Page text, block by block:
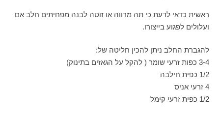
ראשית כדאי לדעת כי תה מרווה או זוטה לבנה מפחיתים חלב אם
ועלולים לפגוע בייצורו.
להגברת החלב ניתן להכין חליטה של:
3-4 כפות זרעי שומר ( להקל על הגאזים בתינוק)
1/2 כפית חילבה
4 זרעי אניס
1/2 כפית זרעי קימל